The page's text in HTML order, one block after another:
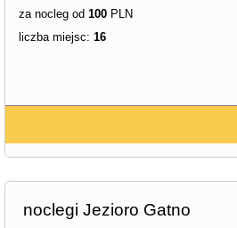
za nocleg od 100 PLN
liczba miejsc: 16
noclegi Jezioro Gatno